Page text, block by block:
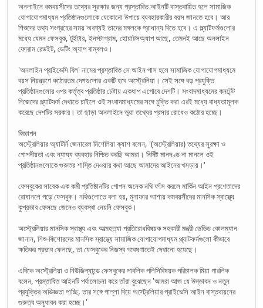
অনলাইনে কমবয়সীদের তথ্যের সুরক্ষার জন্য প্রস্তাবিত আইনটি বাস্তবায়িত হলে সামাজিক
যোগাযোগমাধ্যম প্রতিষ্ঠানগুলোকে যেকোনো উপায়ে ব্যবহারকারীর বয়স জানতে হবে। আর
শিশুদের তথ্য সংগ্রহের সময় অবশ্যই তাদের মঙ্গলকে প্রাধান্য দিতে হবে। এ প্ল্যাটফর্মগুলোর
মধ্যে যেমন ফেসবুক, টুইটার, ইনস্টাগ্রাম, হোয়াটসঅ্যাপ আছে, তেমনই আছে অনলাইন
ফোরাম রেডইট, ডেটিং অ্যাপ বাম্বলও।
'অনলাইন প্রাইভেসি বিল' নামের প্রস্তাবিত সে আইন পাস হলে সামাজিক যোগাযোগমাধ্যমে
বয়স নিয়ন্ত্রণে কঠোরতম দেশগুলোর একটি হবে অস্ট্রেলিয়া। সেই সঙ্গে বড় প্রযুক্তি
প্রতিষ্ঠানগুলোর ওপর কর্তৃত্ব প্রতিষ্ঠার চেষ্টায় একধাপ এগোবে দেশটি। সংবাদমাধ্যমের কনটেন্ট
নিজেদের প্ল্যাটফর্ম দেখাতে চাইলে ওই সংবাদমাধ্যমের সঙ্গে চুক্তি করা এরই মধ্যে বাধ্যতামূলক
করেছে দেশটির সরকার। তা ছাড়া অনলাইনে ভুয়া তথ্যের প্রসার রোধেও কঠোর হচ্ছে।
বিজ্ঞাপন
অস্ট্রেলিয়ার অ্যাটর্নি জেনারেল মিশেলিয়া ক্যাশ বলেন, '(অস্ট্রেলিয়ার) তথ্যের সুরক্ষা ও
গোপনীয়তা এবং ন্যায্য ব্যবহার নিশ্চিত করছি আমরা। নির্দিষ্ট মানদণ্ড না মানলে ওই
প্রতিষ্ঠানগুলোকে গুরুতর শাস্তি দেওয়ার কথা আছে আমাদের আইনের খসড়ায়।'
ফেসবুকের সাবেক এক কর্মী প্রতিষ্ঠানটির গোপন অনেক নথি ফাঁস করলে মার্কিন আইন প্রণেতাদের
রোষানলে পড়ে ফেসবুক। নথিগুলোতে বলা হয়, মুনাফার আশায় কমবয়সীদের মানসিক স্বাস্থ্যে
কুপ্রভাব ফেলছে জেনেও ব্যবস্থা নেয়নি ফেসবুক।
অস্ট্রেলিয়ার মানসিক স্বাস্থ্য এবং আত্মহত্যা প্রতিরোধবিষয়ক সহকারী মন্ত্রী ডেভিড কোলম্যান
জানান, শিশু-কিশোরদের মানসিক স্বাস্থ্যে সামাজিক যোগাযোগমাধ্যম প্ল্যাটফর্মগুলো কীভাবে
ক্ষতিকর প্রভাব ফেলছে, তা ফেসবুকের নিজস্ব গবেষণাতেই দেখানো হয়েছে।
এদিকে অস্ট্রেলিয়া ও নিউজিল্যান্ডে ফেসবুকের পাবলিক পলিসিবিষয়ক পরিচালক মিয়া গারলিক
বলেন, প্রস্তাবিত আইনটি পর্যালোচনা করে তাঁরা বুঝেছেন 'আমরা আজ যে উদ্ভাবন ও নতুন
প্রযুক্তির অভিজ্ঞতা পাচ্ছি, তার সঙ্গে পাল্লা দিয়ে অস্ট্রেলিয়ার প্রাইভেসি আইন বাস্তবায়নের
গুরুত্ব অনুধাবন করা হচ্ছে।'